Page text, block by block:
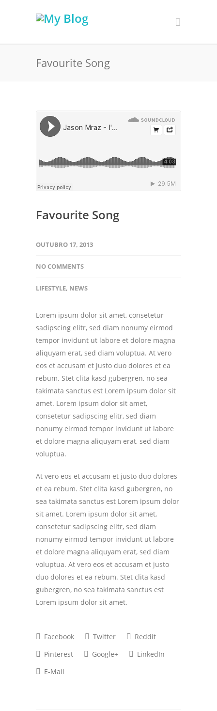
Favourite Song
Favourite Song
OUTUBRO 17, 2013
NO COMMENTS
LIFESTYLE, NEWS
Lorem ipsum dolor sit amet, consetetur
sadipscing elitr, sed diam nonumy eirmod
tempor invidunt ut labore et dolore magna
aliquyam erat, sed diam voluptua. At vero
eos et accusam et justo duo dolores et ea
rebum. Stet clita kasd gubergren, no sea
takimata sanctus est Lorem ipsum dolor sit
amet. Lorem ipsum dolor sit amet,
consetetur sadipscing elitr, sed diam
nonumy eirmod tempor invidunt ut labore
et dolore magna aliquyam erat, sed diam
voluptua.
At vero eos et accusam et justo duo dolores
et ea rebum. Stet clita kasd gubergren, no
sea takimata sanctus est Lorem ipsum dolor
sit amet. Lorem ipsum dolor sit amet,
consetetur sadipscing elitr, sed diam
nonumy eirmod tempor invidunt ut labore
et dolore magna aliquyam erat, sed diam
voluptua. At vero eos et accusam et justo
duo dolores et ea rebum. Stet clita kasd
gubergren, no sea takimata sanctus est
Lorem ipsum dolor sit amet.
Facebook Twitter
Reddit
Pinterest
Google+
LinkedIn
E-Mail